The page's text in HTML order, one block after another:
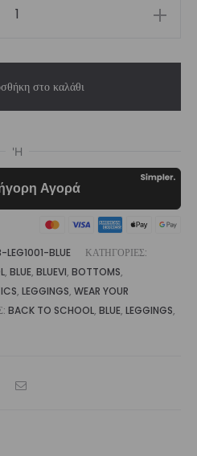
στο καλάθι
LEG1001-BLUE
ΚΑΤΗΓΟΡΊΕΣ:
, BLUE, BLUEVI, BOTTOMS,
, LEGGINGS, WEAR YOUR
BACK TO SCHOOL, BLUE, LEGGINGS,